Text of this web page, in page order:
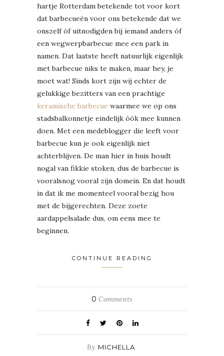
hartje Rotterdam betekende tot voor kort
dat barbecueën voor ons betekende dat we
onszelf óf uitnodigden bij iemand anders óf
een wegwerpbarbecue mee een park in
namen. Dat laatste heeft natuurlijk eigenlijk
met barbecue niks te maken, maar hey, je
moet wat! Sinds kort zijn wij echter de
gelukkige bezitters van een prachtige
keramische barbecue waarmee we op ons
stadsbalkonnetje eindelijk óók mee kunnen
doen. Met een medeblogger die leeft voor
barbecue kun je ook eigenlijk niet
achterblijven. De man hier in huis houdt
nogal van fikkie stoken, dus de barbecue is
vooralsnog vooral zijn domein. En dat houdt
in dat ik me momenteel vooral bezig hou
met de bijgerechten. Deze zoete
aardappelsalade dus, om eens mee te
beginnen.
CONTINUE READING
0 Comments
By MICHELLA